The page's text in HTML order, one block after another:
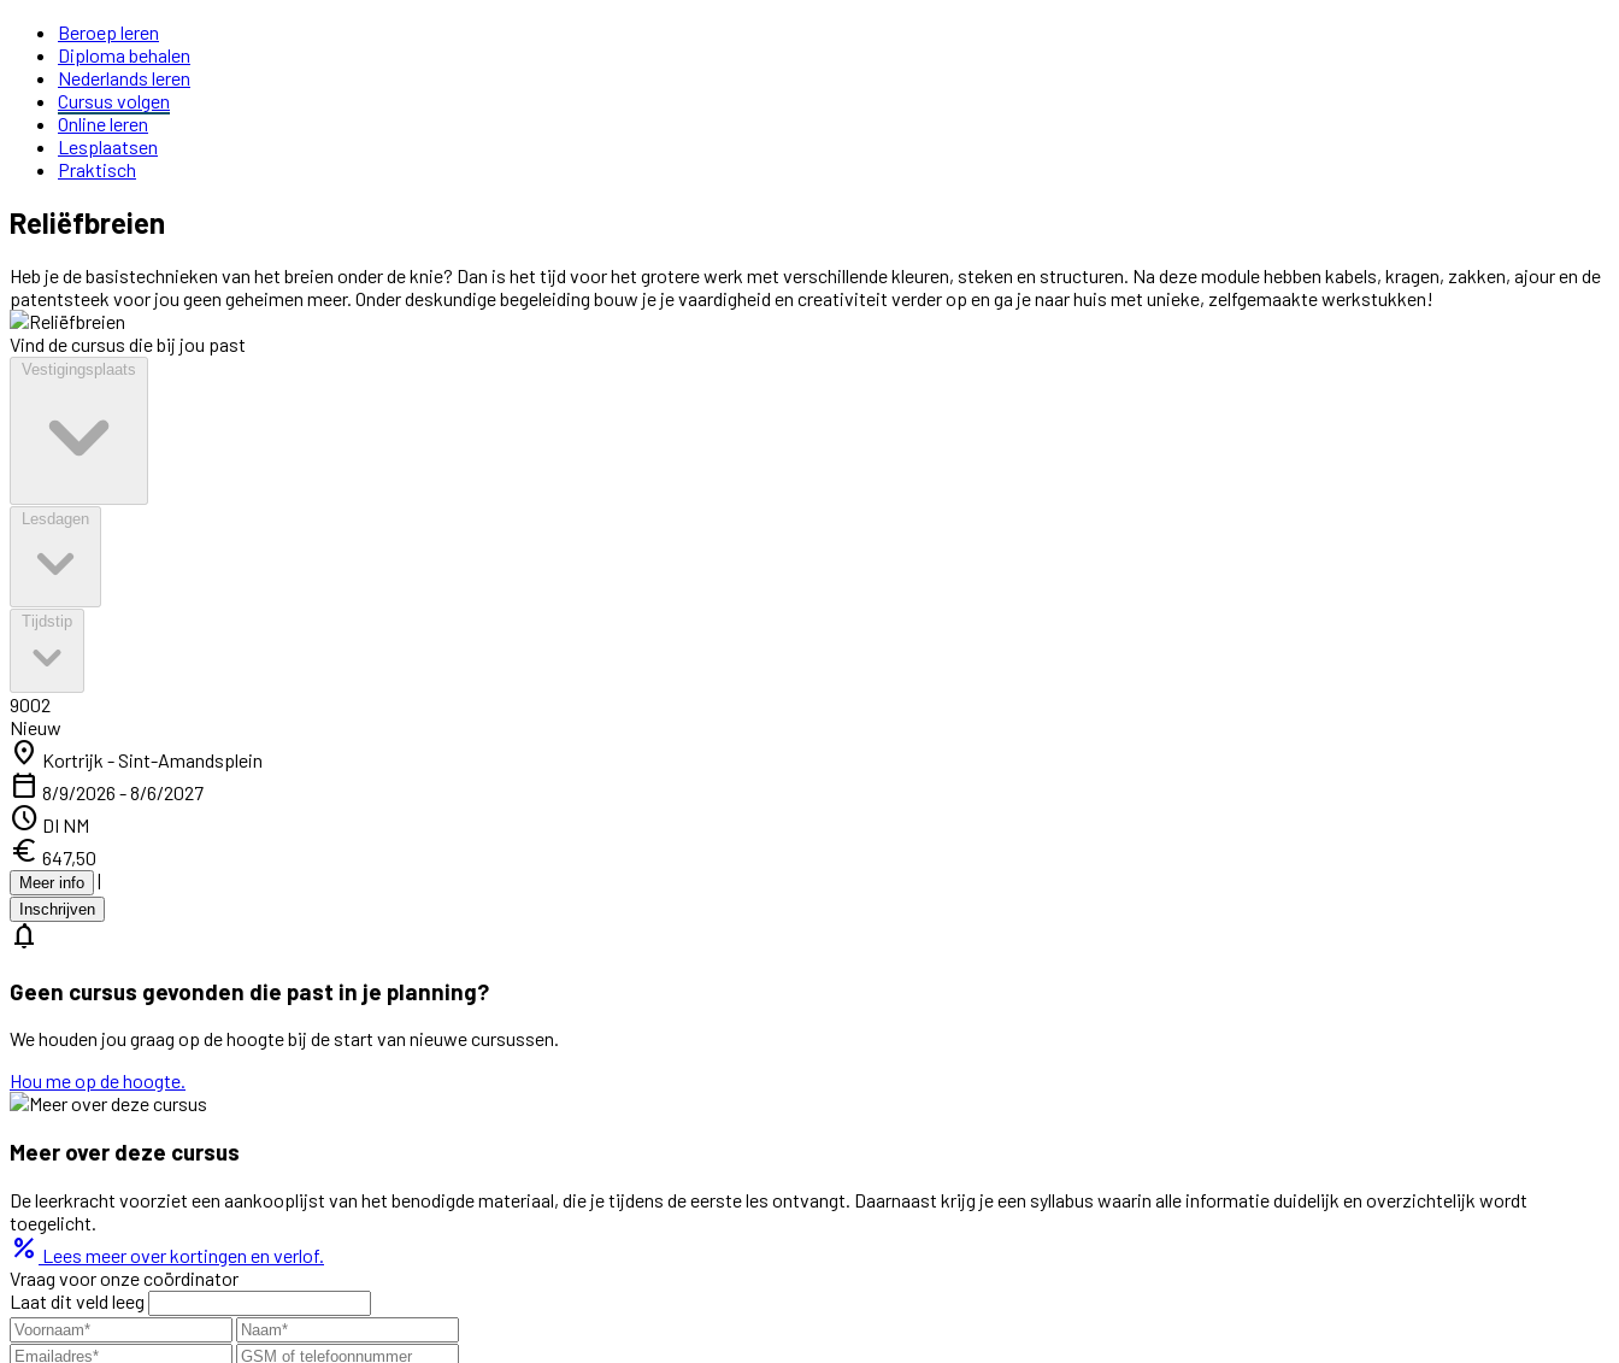
Beroep leren
Diploma behalen
Nederlands leren
Cursus volgen
Online leren
Lesplaatsen
Praktisch
Reliëfbreien
Heb je de basistechnieken van het breien onder de knie? Dan is het tijd voor het grotere werk met verschillende kleuren, steken en structuren. Na deze module hebben kabels, kragen, zakken, ajour en de
patentsteek voor jou geen geheimen meer. Onder deskundige begeleiding bouw je je vaardigheid en creativiteit verder op en ga je naar huis met unieke, zelfgemaakte werkstukken!
Vind de cursus die bij jou past
Vestigingsplaats
Lesdagen
Tijdstip
9002
Nieuw
location_on Kortrijk - Sint-Amandsplein
calendar_today 8/9/2026 - 8/6/2027
schedule DI NM
euro 647,50
Meer info |
Inschrijven
notifications
Geen cursus gevonden die past in je planning?
We houden jou graag op de hoogte bij de start van nieuwe cursussen.
Hou me op de hoogte.
Meer over deze cursus
De leerkracht voorziet een aankooplijst van het benodigde materiaal, die je tijdens de eerste les ontvangt. Daarnaast krijg je een syllabus waarin alle informatie duidelijk en overzichtelijk wordt
toegelicht.
percent Lees meer over kortingen en verlof.
Vraag voor onze coördinator
Laat dit veld leeg